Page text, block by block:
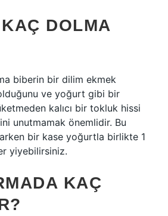
DOLMA
biberin bir dilim ekmek
ve yoğurt gibi bir
kalıcı bir tokluk hissi
unutmamak önemlidir. Bu
bir kase yoğurtla birlikte 1
yiyebilirsiniz.
KAÇ